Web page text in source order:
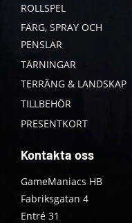
ROLLSPEL
FÄRG, SPRAY OCH
PENSLAR
TÄRNINGAR
TERRÄNG & LANDSKAP
TILLBEHÖR
PRESENTKORT
Kontakta oss
GameManiacs HB
Fabriksgatan 4
Entré 31